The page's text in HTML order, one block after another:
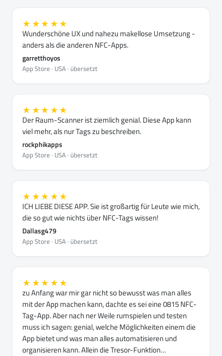
★★★★★
Wunderschöne UX und nahezu makellose Umsetzung -
anders als die anderen NFC-Apps.
garretthoyos
App Store · USA · übersetzt
★★★★★
Der Raum-Scanner ist ziemlich genial. Diese App kann
viel mehr, als nur Tags zu beschreiben.
rockphikapps
App Store · USA · übersetzt
★★★★★
ICH LIEBE DIESE APP. Sie ist großartig für Leute wie mich,
die so gut wie nichts über NFC-Tags wissen!
Dallasg479
App Store · USA · übersetzt
★★★★★
zu Anfang war mir gar nicht so bewusst was man alles
mit der App machen kann, dachte es sei eine 0815 NFC-
Tag-App. Aber nach ner Weile rumspielen und testen
muss ich sagen: genial, welche Möglichkeiten einem die
App bietet und was man alles automatisieren und
organisieren kann. Allein die Tresor-Funktion…